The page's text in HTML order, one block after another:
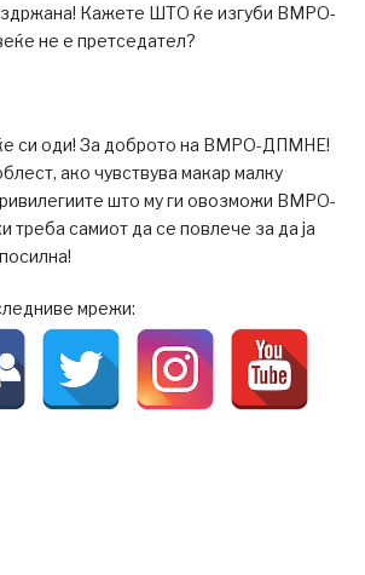
Кажете ШТО ќе изгуби ВМРО-
не е претседател?
си оди! За доброто на ВМРО-ДПМНЕ!
ако чувствува макар малку
што му ги овозможи ВМРО-
самиот да се повлече за да ја
мрежи: